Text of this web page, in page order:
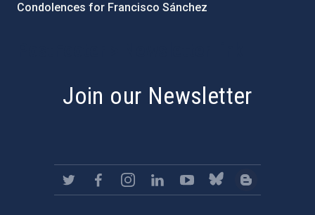
Condolences for Francisco Sánchez
Join our Newsletter